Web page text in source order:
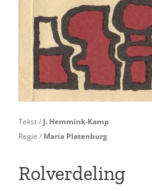
Tekst / J. Hemmink-Kamp
Regie / Maria Platenburg
Rolverdeling